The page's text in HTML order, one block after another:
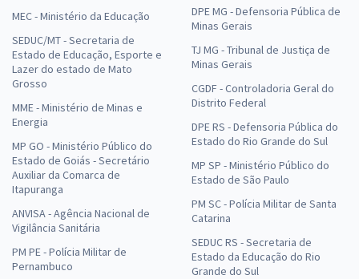
MEC - Ministério da Educação
SEDUC/MT - Secretaria de
Estado de Educação, Esporte e
Lazer do estado de Mato
Grosso
MME - Ministério de Minas e
Energia
MP GO - Ministério Público do
Estado de Goiás - Secretário
Auxiliar da Comarca de
Itapuranga
ANVISA - Agência Nacional de
Vigilância Sanitária
PM PE - Polícia Militar de
Pernambuco
DPE MG - Defensoria Pública de
Minas Gerais
TJ MG - Tribunal de Justiça de
Minas Gerais
CGDF - Controladoria Geral do
Distrito Federal
DPE RS - Defensoria Pública do
Estado do Rio Grande do Sul
MP SP - Ministério Público do
Estado de São Paulo
PM SC - Polícia Militar de Santa
Catarina
SEDUC RS - Secretaria de
Estado da Educação do Rio
Grande do Sul